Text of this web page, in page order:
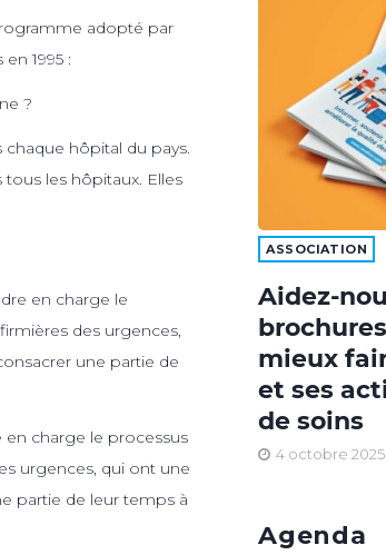
adopté par
1995 :
?
hôpital du pays.
les hôpitaux. Elles
en charge le
des urgences,
une partie de
en charge le processus
urgences, qui ont une
partie de leur temps à
ASSOCIATION
Aidez-
mieux
et ses
de soins
4 octobre 2025
Agenda